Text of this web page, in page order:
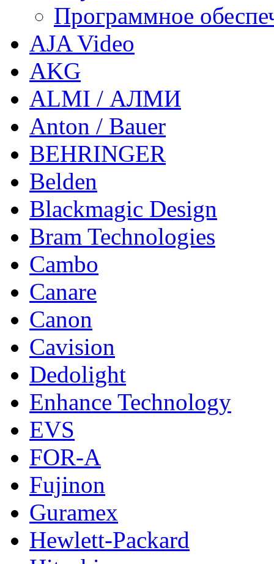
Программное
AJA Video
AKG
ALMI / АЛМИ
Anton / Bauer
BEHRINGER
Belden
Blackmagic Design
Bram Technologies
Cambo
Canare
Canon
Cavision
Dedolight
Enhance Technology
EVS
FOR-A
Fujinon
Guramex
Hewlett-Packard